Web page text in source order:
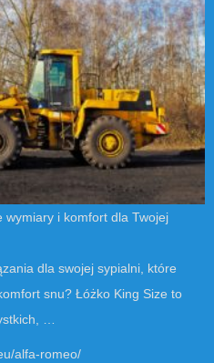
wymiary i komfort dla Twojej
dla swojej sypialni, które
snu? Łóżko King Size to
…
alfa-romeo/